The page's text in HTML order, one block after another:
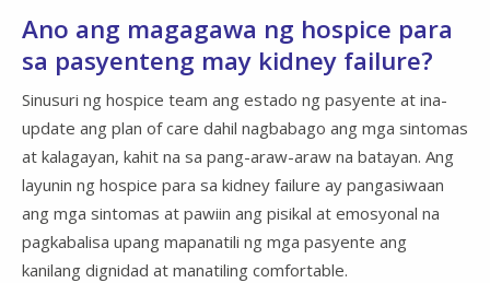
Ano ang magagawa ng hospice para
sa pasyenteng may kidney failure?
Sinusuri ng hospice team ang estado ng pasyente at ina-
update ang plan of care dahil nagbabago ang mga sintomas
at kalagayan, kahit na sa pang-araw-araw na batayan. Ang
layunin ng hospice para sa kidney failure ay pangasiwaan
ang mga sintomas at pawiin ang pisikal at emosyonal na
pagkabalisa upang mapanatili ng mga pasyente ang
kanilang dignidad at manatiling comfortable.